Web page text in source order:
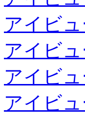
アイビ
アイビ
アイビ
アイビ